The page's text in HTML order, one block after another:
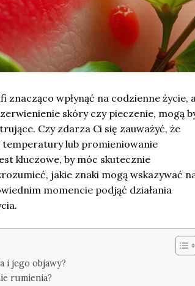
wpłynąć na codzienne życie,
skóry czy pieczenie, mogą
Czy zdarza Ci się zauważyć, że
lub promieniowanie
kluczowe, by móc skutecznie
jakie znaki mogą wskazywać
momencie podjąć działania
i jego objawy?
rumienia?